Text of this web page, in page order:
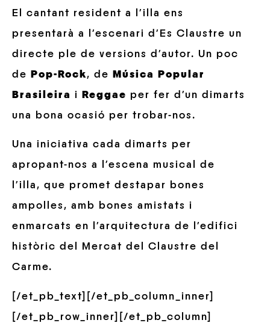
El cantant resident a l’illa ens
presentarà a l’escenari d’Es Claustre un
directe ple de versions d’autor. Un poc
de
Pop-Rock, de
Música Popular
Brasileira i Reggae per fer d’un dimarts
una bona ocasió per trobar-nos.
Una iniciativa cada dimarts per
apropant-nos a l’escena musical de
l’illa, que promet destapar bones
ampolles, amb bones amistats i
enmarcats en l’arquitectura de l’edifici
històric del
Mercat del Claustre del
Carme.
[/et_pb_text][/et_pb_column_inner]
[/et_pb_row_inner][/et_pb_column]